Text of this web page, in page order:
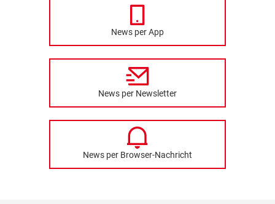
News per App
News per Newsletter
News per Browser-Nachricht